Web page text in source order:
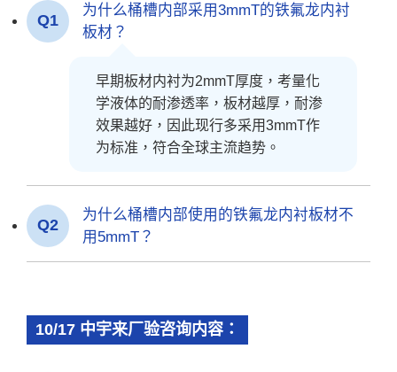
Q1
为什么桶槽内部采用3mmT的铁氟龙内衬
板材？
早期板材内衬为2mmT厚度，考量化
学液体的耐渗透率，板材越厚，耐渗
效果越好，因此现行多采用3mmT作
为标准，符合全球主流趋势。
Q2
为什么桶槽内部使用的铁氟龙内衬板材不
用5mmT？
10/17 中宇来厂验咨询内容：